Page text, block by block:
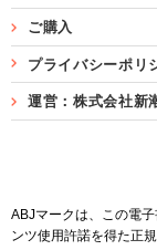
ご購入
プライバシーポリ
運営：株式会社新
ABJマークは、この電
ンツ使用許諾を得た正